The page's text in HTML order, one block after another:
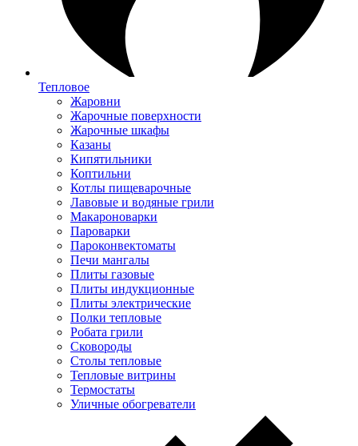
Тепловое
Жаровни
Жарочные поверхности
Жарочные шкафы
Казаны
Кипятильники
Коптильни
Котлы пищеварочные
Лавовые и водяные грили
Макароноварки
Пароварки
Пароконвектоматы
Печи мангалы
Плиты газовые
Плиты индукционные
Плиты электрические
Полки тепловые
Робата грили
Сковороды
Столы тепловые
Тепловые витрины
Термостаты
Уличные обогреватели